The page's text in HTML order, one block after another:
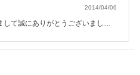
2014/04/06
て誠にありがとうございまし
車にもＯＫサインで即、契約！
納車まで少々、お時間がござい